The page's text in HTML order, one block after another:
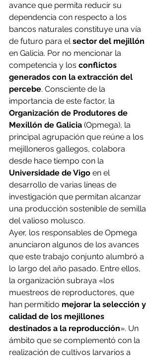
avance que permita reducir su
dependencia con respecto a los
bancos naturales constituye una vía
de futuro para el sector del mejillón
en Galicia. Por no mencionar la
competencia y los conflictos
generados con la extracción del
percebe. Consciente de la
importancia de este factor, la
Organización de Produtores de
Mexillón de Galicia (Opmega), la
principal agrupación que reúne a los
mejilloneros gallegos, colabora
desde hace tiempo con la
Universidade de Vigo en el
desarrollo de varias líneas de
investigación que permitan alcanzar
una producción sostenible de semilla
del valioso molusco.
Ayer, los responsables de Opmega
anunciaron algunos de los avances
que este trabajo conjunto alumbró a
lo largo del año pasado. Entre ellos,
la organización subraya «los
muestreos de reproductores, que
han permitido mejorar la selección y
calidad de los mejillones
destinados a la reproducción». Un
ámbito que se complementó con la
realización de cultivos larvarios a